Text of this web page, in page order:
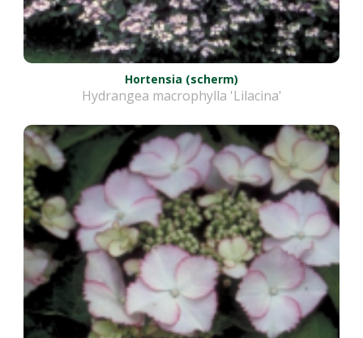
Hortensia (scherm)
Hydrangea macrophylla 'Lilacina'